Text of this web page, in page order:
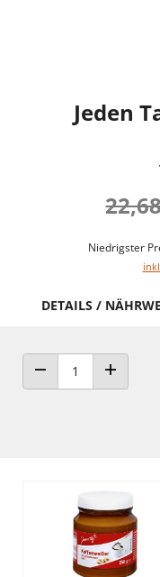
Jeden
Niedrigster
DETAILS /
ANZAHL VERRINGERN
ANZAHL